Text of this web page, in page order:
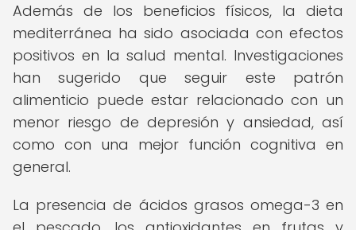
Además de los beneficios físicos, la dieta
mediterránea ha sido asociada con efectos
positivos en la salud mental. Investigaciones
han sugerido que seguir este patrón
alimenticio puede estar relacionado con un
menor riesgo de depresión y ansiedad, así
como con una mejor función cognitiva en
general.
La presencia de ácidos grasos omega-3 en